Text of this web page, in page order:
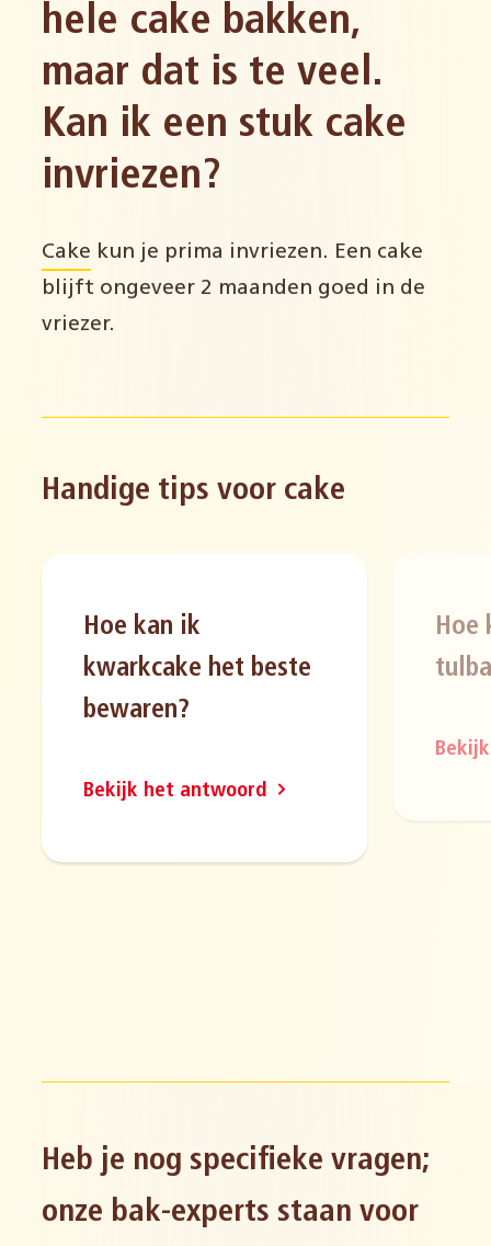
hele cake bakken,
maar dat is te veel.
Kan ik een stuk cake
invriezen?
Cake kun je prima invriezen. Een cake
blijft ongeveer 2 maanden goed in de
vriezer.
Handige tips voor cake
Hoe kan ik
kwarkcake het beste
bewaren?
Bekijk het antwoord
Hoe
Heb je nog specifieke vragen;
onze bak-experts staan voor